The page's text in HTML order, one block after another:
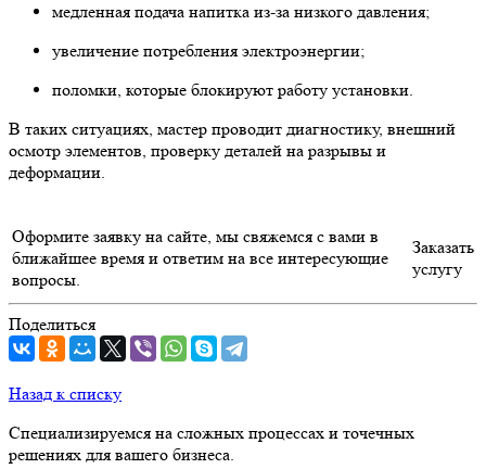
медленная подача напитка из-за низкого давления;
увеличение потребления электроэнергии;
поломки, которые блокируют работу установки.
В таких ситуациях, мастер проводит диагностику, внешний
осмотр элементов, проверку деталей на разрывы и
деформации.
Оформите заявку на сайте, мы свяжемся с вами в
ближайшее время и ответим на все интересующие
вопросы.
Заказать
услугу
Поделиться
Назад к списку
Специализируемся на сложных процессах и точечных
решениях для вашего бизнеса.